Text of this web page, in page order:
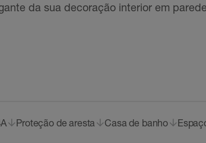
da sua decoração interior em
Proteção de aresta Casa de banho